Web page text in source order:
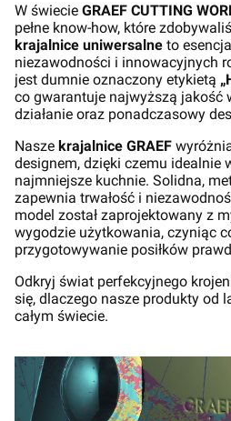
W świecie GRAEF CUTTING
pełne know-how, które
krajalnice uniwersalne to
niezawodności i innowacyjnych
jest dumnie oznaczony etykietą
co gwarantuje najwyższą jakość
działanie oraz ponadczasowy
Nasze krajalnice GRAEF
designem, dzięki czemu idealnie
najmniejsze kuchnie. Solidna,
zapewnia trwałość i
model został zaprojektowany z
wygodzie użytkowania, czyniąc
przygotowywanie posiłków
Odkryj świat perfekcyjnego
się, dlaczego nasze produkty od
całym świecie.